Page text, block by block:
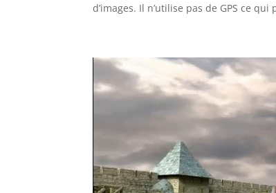
d’images. Il n’utilise pas de GPS ce